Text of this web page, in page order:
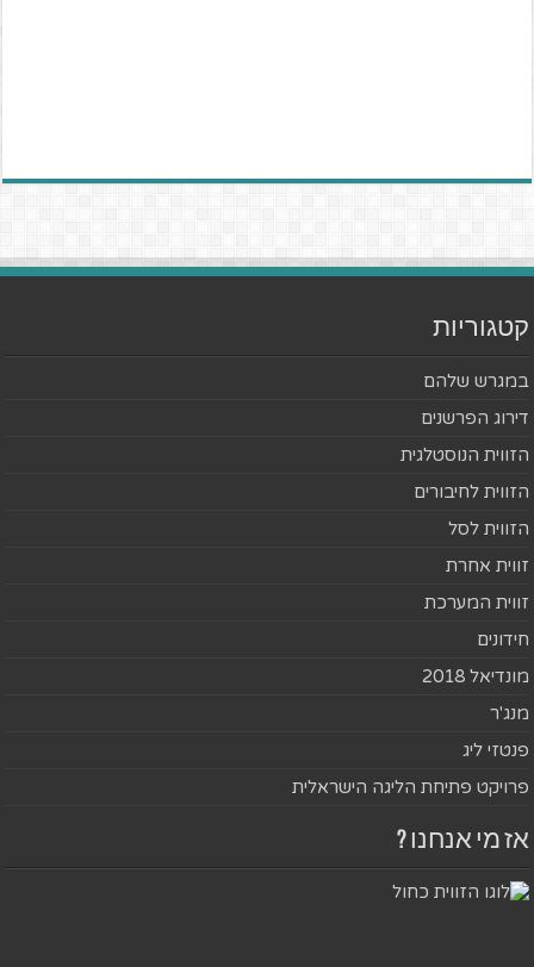
קטגוריות
במגרש שלהם
דירוג הפרשנים
הזווית הנוסטלגית
הזווית לחיבורים
הזווית לסל
זווית אחרת
זווית המערכת
חידונים
מונדיאל 2018
מנג'ר
פנטזי ליג
פרויקט פתיחת הליגה הישראלית
אז מי אנחנו ?